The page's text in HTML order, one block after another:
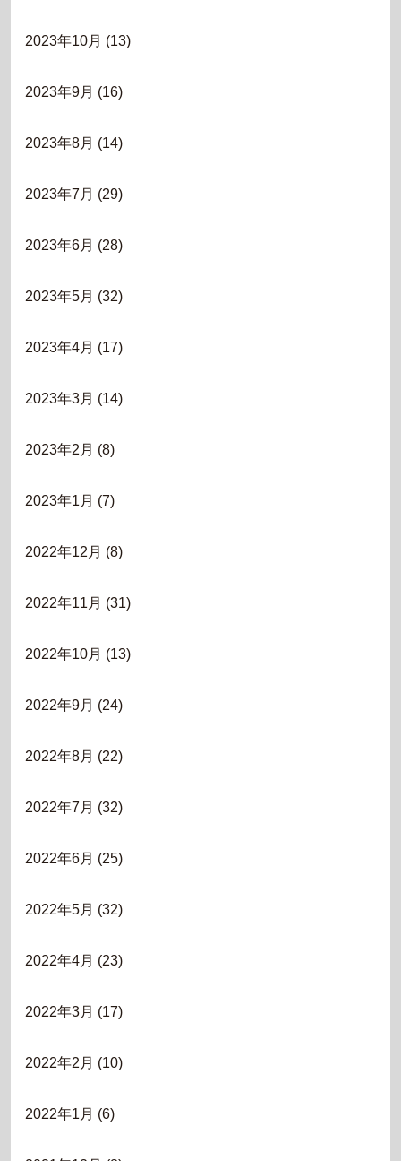
2023年10月 (13)
2023年9月 (16)
2023年8月 (14)
2023年7月 (29)
2023年6月 (28)
2023年5月 (32)
2023年4月 (17)
2023年3月 (14)
2023年2月 (8)
2023年1月 (7)
2022年12月 (8)
2022年11月 (31)
2022年10月 (13)
2022年9月 (24)
2022年8月 (22)
2022年7月 (32)
2022年6月 (25)
2022年5月 (32)
2022年4月 (23)
2022年3月 (17)
2022年2月 (10)
2022年1月 (6)